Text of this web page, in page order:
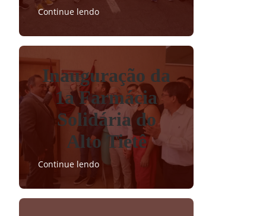
Continue lendo
Inauguração da
1a Farmácia
Solidária do
Alto Tietê
Continue lendo